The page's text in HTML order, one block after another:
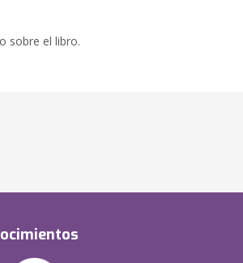
sobre el libro.